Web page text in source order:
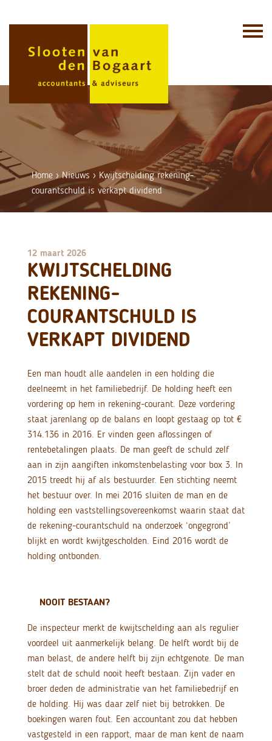
Home ›Nieuws › Kwijtschelding rekening-
courantschuld is verkapt dividend
12 maart 2026
KWIJTSCHELDING
REKENING-
COURANTSCHULD IS
VERKAPT DIVIDEND
Een man houdt alle aandelen in een holding die
deelneemt in het familiebedrijf. De holding heeft een
vordering op hem in rekening-courant. Deze vordering
staat jarenlang op de balans en loopt gestaag op tot €
314.136 in 2016. Er vinden geen aflossingen of
rentebetalingen plaats. De man geeft de schuld zelf
aan in zijn aangiften inkomstenbelasting voor box 3. In
2015 treedt hij af als bestuurder. Een stichting neemt
het bestuur over. In mei 2016 sluiten de man en de
holding een vaststellingsovereenkomst waarin staat dat
de rekening-courantschuld na onderzoek ‘ongegrond’
blijkt en wordt kwijtgescholden. Eind 2016 wordt de
holding ontbonden.
NOOIT BESTAAN?
De inspecteur merkt de kwijtschelding aan als regulier
voordeel uit aanmerkelijk belang. De helft wordt bij de
man belast, de andere helft bij zijn echtgenote. De man
stelt dat de schuld nooit heeft bestaan. Zijn vader en
broer deden de administratie van het familiebedrijf en
de holding. Hij was daar zelf niet bij betrokken. De
boekingen waren fout. Een accountant zou dat hebben
vastgesteld in een rapport, maar de man kent de naam